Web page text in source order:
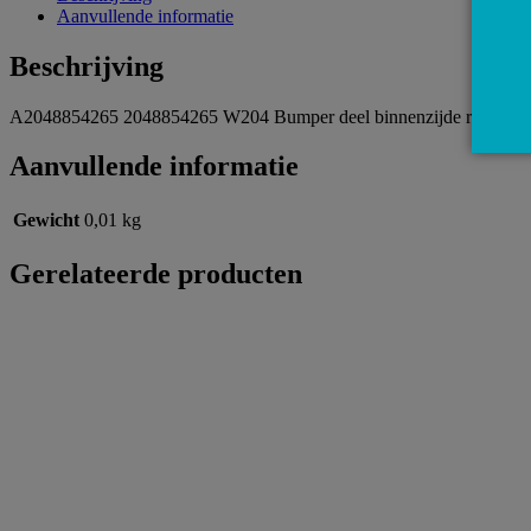
Aanvullende informatie
Beschrijving
A2048854265 2048854265 W204 Bumper deel binnenzijde rechts
Aanvullende informatie
Gewicht 0,01 kg
Gerelateerde producten